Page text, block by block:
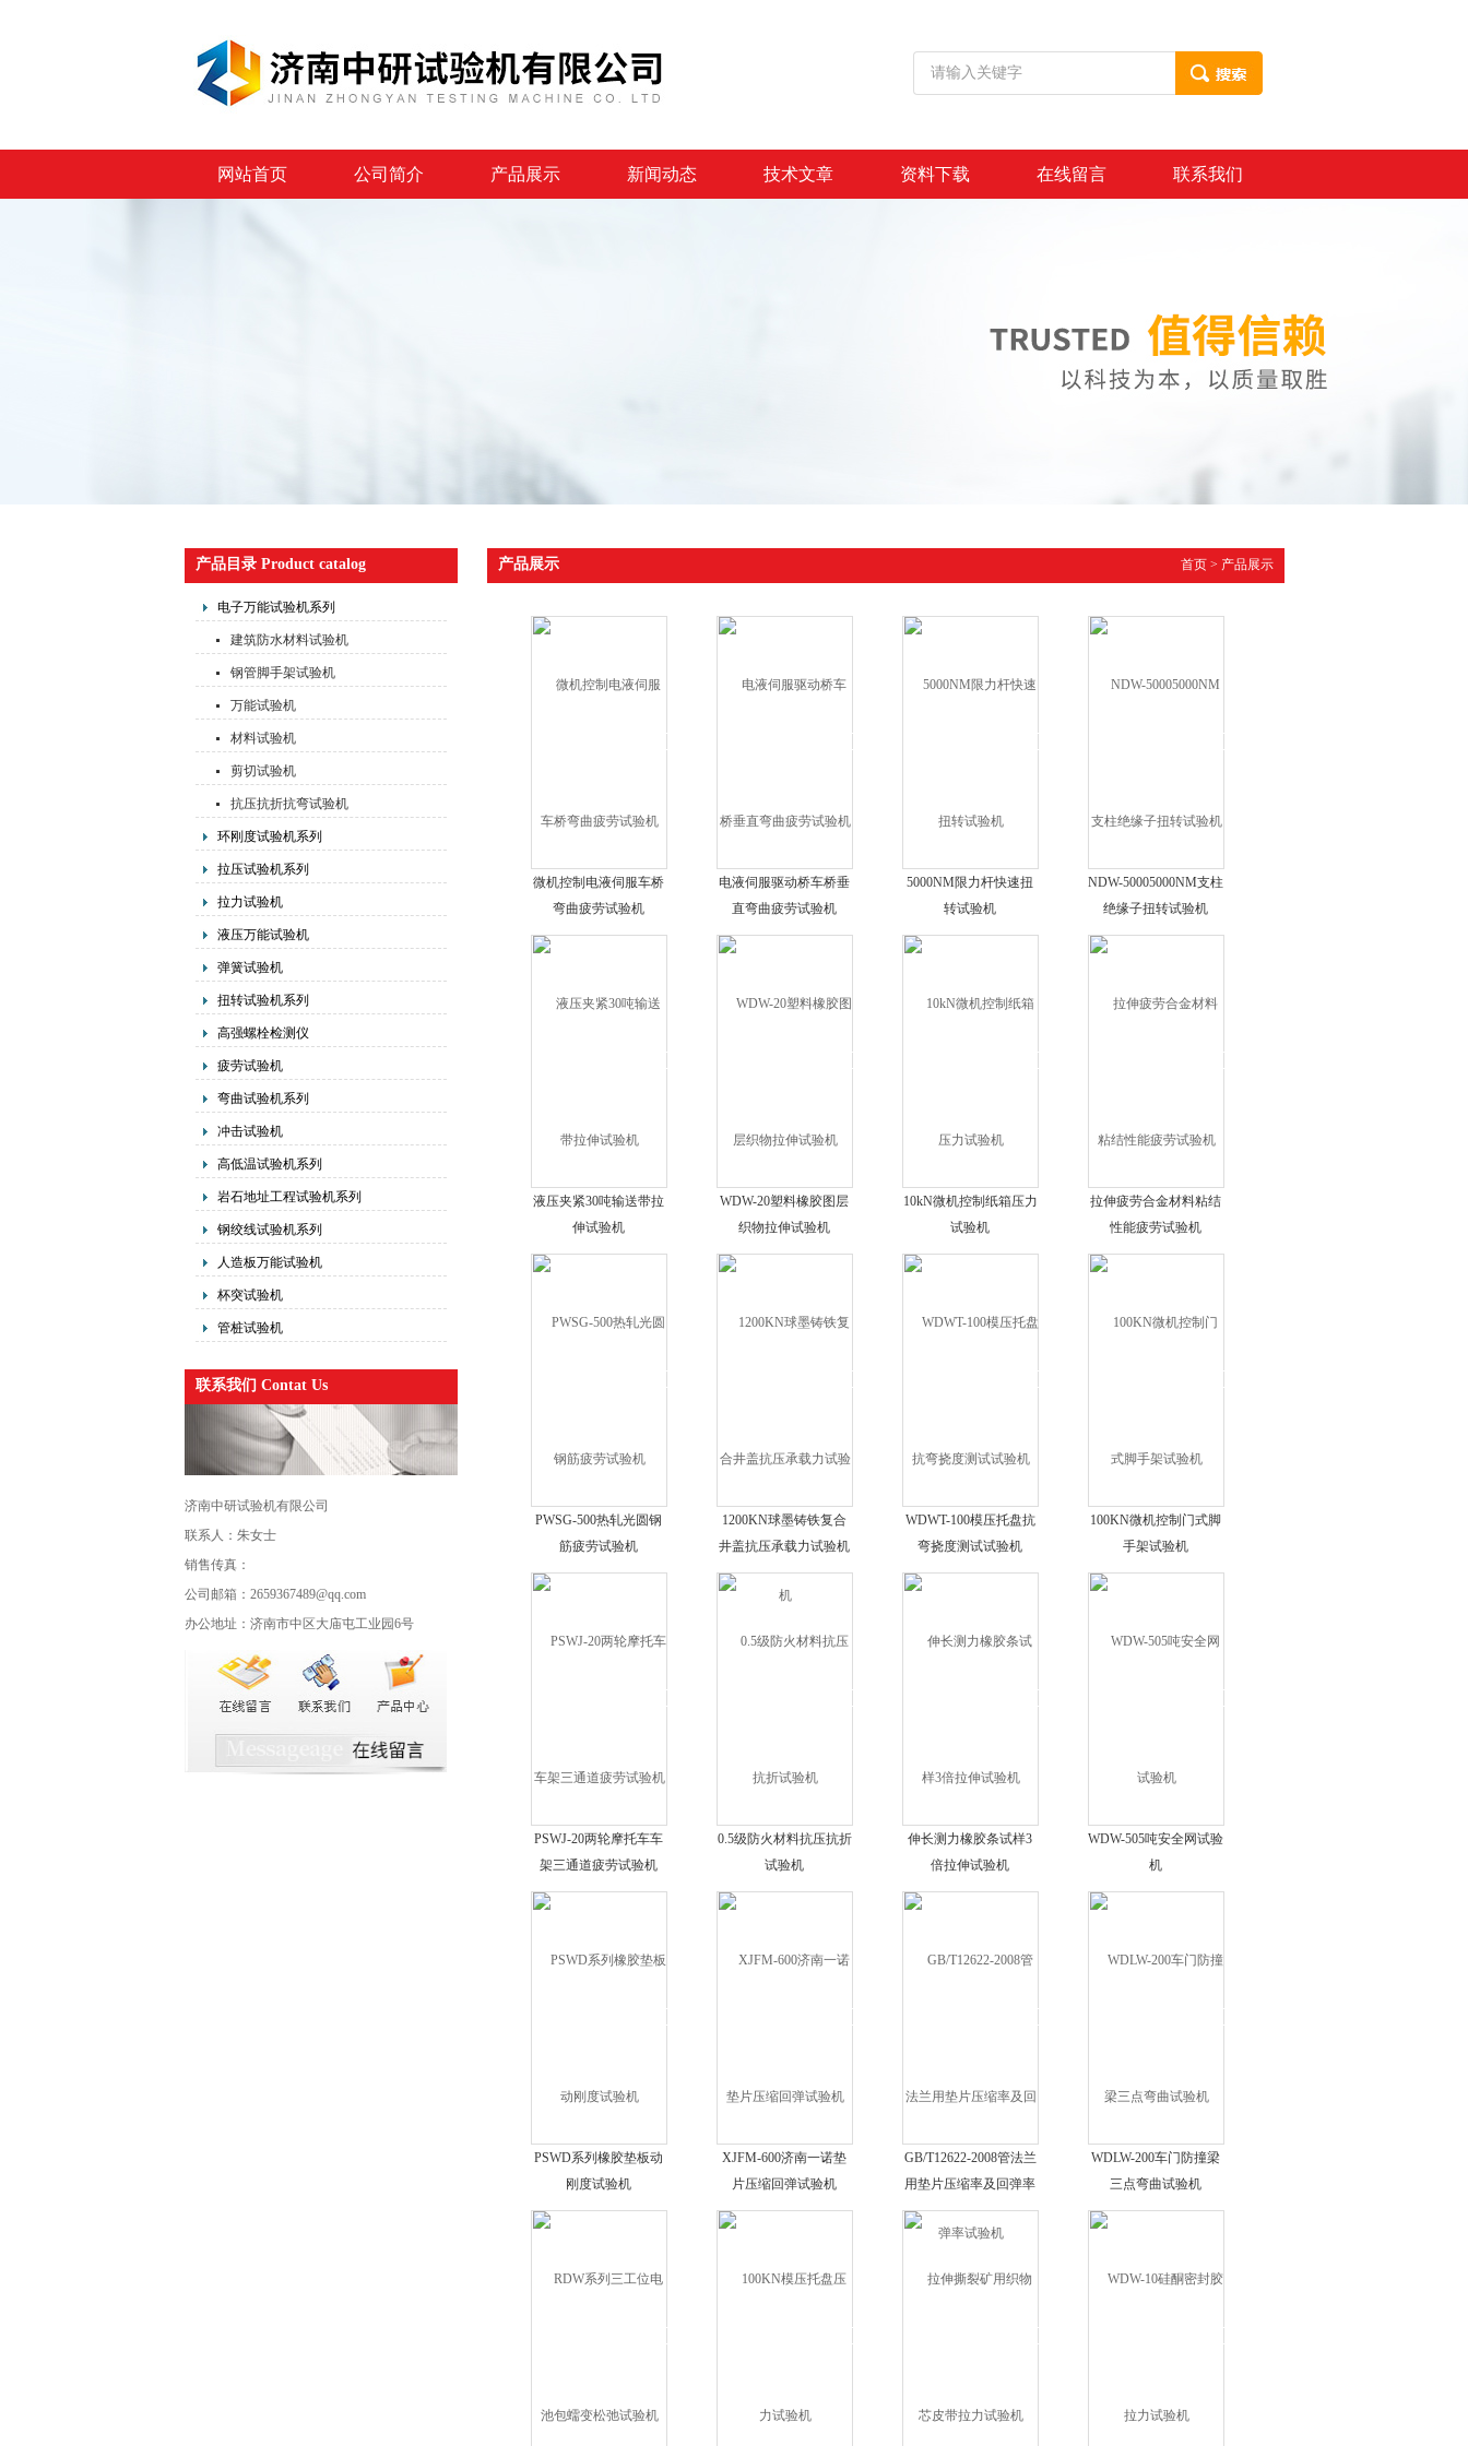
网站首页 公司简介 产品展示 新闻动态 技术文章 资料下载 在线留言 联系我们
产品目录 Product catalog
电子万能试验机系列
建筑防水材料试验机
钢管脚手架试验机
万能试验机
材料试验机
剪切试验机
抗压抗折抗弯试验机
环刚度试验机系列
拉压试验机系列
拉力试验机
液压万能试验机
弹簧试验机
扭转试验机系列
高强螺栓检测仪
疲劳试验机
弯曲试验机系列
冲击试验机
高低温试验机系列
岩石地址工程试验机系列
钢绞线试验机系列
人造板万能试验机
杯突试验机
管桩试验机
联系我们 Contat Us
济南中研试验机有限公司
联系人：朱女士
销售传真：
公司邮箱：2659367489@qq.com
办公地址：济南市中区大庙屯工业园6号
产品展示 首页> 产品展示
微机控制电液伺服车桥
弯曲疲劳试验机
电液伺服驱动桥车桥垂
直弯曲疲劳试验机
5000NM限力杆快速扭
转试验机
NDW-50005000NM支柱
绝缘子扭转试验机
液压夹紧30吨输送带拉
伸试验机
WDW-20塑料橡胶图层
织物拉伸试验机
10kN微机控制纸箱压力
试验机
拉伸疲劳合金材料粘结
性能疲劳试验机
PWSG-500热轧光圆钢
筋疲劳试验机
1200KN球墨铸铁复合
井盖抗压承载力试验机
WDWT-100模压托盘抗
弯挠度测试试验机
100KN微机控制门式脚
手架试验机
PSWJ-20两轮摩托车车
架三通道疲劳试验机
0.5级防火材料抗压抗折
试验机
伸长测力橡胶条试样3
倍拉伸试验机
WDW-505吨安全网试验
机
PSWD系列橡胶垫板动
刚度试验机
XJFM-600济南一诺垫
片压缩回弹试验机
GB/T12622-2008管法兰
用垫片压缩率及回弹率
试验机
WDLW-200车门防撞梁
三点弯曲试验机